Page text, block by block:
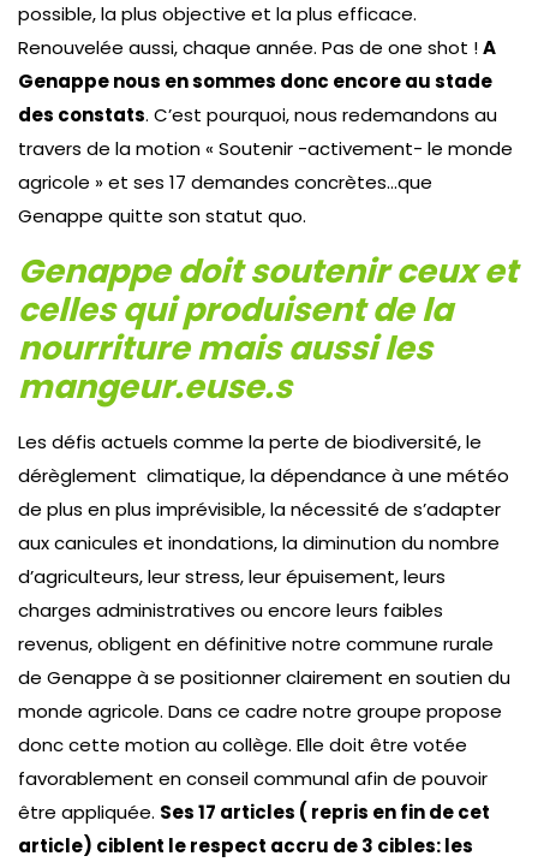
possible, la plus objective et la plus efficace.
Renouvelée aussi, chaque année. Pas de one shot !A
Genappe nous en sommes donc encore au stade
des constats. C’est pourquoi, nous redemandons au
travers de la motion « Soutenir -activement- le monde
agricole » et ses 17 demandes concrètes…que
Genappe quitte son statut quo.
Genappe doit soutenir ceux et
celles qui produisent de la
nourriture mais aussi les
mangeur.euse.s
Les défis actuels comme la perte de biodiversité, le
dérèglement climatique, la dépendance à une météo
de plus en plus imprévisible, la nécessité de s’adapter
aux canicules et inondations, la diminution du nombre
d’agriculteurs, leur stress, leur épuisement, leurs
charges administratives ou encore leurs faibles
revenus, obligent en définitive notre commune rurale
de Genappe à se positionner clairement en soutien du
monde agricole. Dans ce cadre notre groupe propose
donc cette motion au collège. Elle doit être votée
favorablement en conseil communal afin de pouvoir
être appliquée. Ses 17 articles ( repris en fin de cet
article) ciblent le respect accru de 3 cibles: les